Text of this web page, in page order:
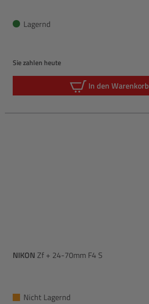
Lagernd
Sie zahlen heute
In den Warenkorb
NIKON Zf + 24-70mm F4 S
Nicht Lagernd